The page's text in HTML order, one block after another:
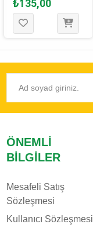
Yetişkin Kedi
Yaş Maması 85
₺135,00
ÖNEMLI
BILGILER
Mesafeli Satış
Sözleşmesi
Kullanıcı Sözleşmesi